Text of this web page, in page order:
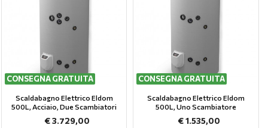
CONSEGNA GRATUITA
Scaldabagno Elettrico Eldom
500L, Аcciaio, Due Scambiatori
€ 3.729,00
CONSEGNA GRATUITA
Scaldabagno Elettrico Eldom
500L, Uno Scambiatore
€ 1.535,00